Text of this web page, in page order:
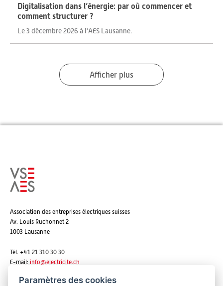
Digitalisation dans l’énergie: par où commencer et
comment structurer ?
Le 3 décembre 2026 à l'AES Lausanne.
Afficher plus
Association des entreprises électriques suisses
Av. Louis Ruchonnet 2
1003 Lausanne
Tél. +41 21 310 30 30
E-mail: info@electricite.ch
Paramètres des cookies